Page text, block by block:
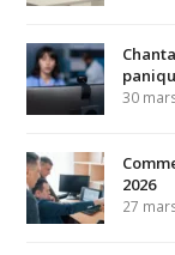
30
2026
27